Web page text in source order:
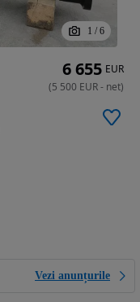
1 / 6
Vezi anunțurile
6 655 EUR
(5 500 EUR- net)